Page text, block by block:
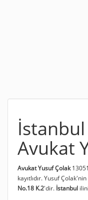
Avukat
Avukat Yusuf Çolak
kayıtlıdır. Yusuf
No.18 K.2'dir. İstanbul